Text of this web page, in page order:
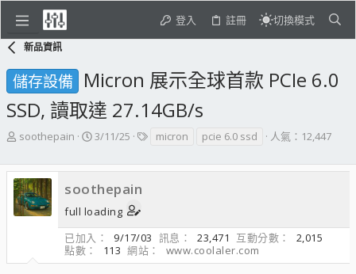
登入 註冊 切換模式
新品資訊
儲存設備 Micron 展示全球首款 PCIe 6.0
SSD, 讀取達 27.14GB/s
主
發
起
人
soothepain
開
日
期
3/11/25
標micron pcie 6.0 ssd 人氣：12,447
soothepain
full loading
已加入
9/17/03 訊息 23,471 互動分數
2,015
點數
113 網站
www.coolaler.com